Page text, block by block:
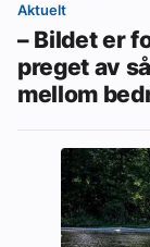
Aktuelt
– Bildet er
preget av
mellom